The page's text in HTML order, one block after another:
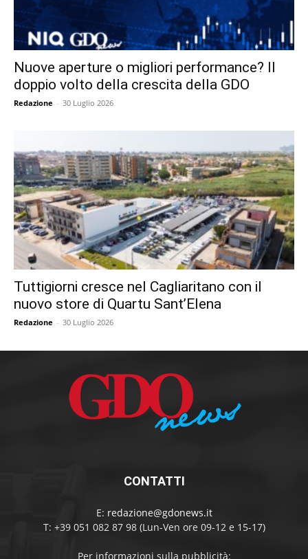
Nuove aperture o migliori performance? Il
doppio volto della crescita della GDO
Redazione - 30 Luglio 2026
Tuttigiorni cresce nel Cagliaritano con il
nuovo store di Quartu Sant’Elena
Redazione - 30 Luglio 2026
CONTATTI
E: redazione@gdonews.it
T: +39 051 082 87 98 (Lun-Ven ore 09-12 e 15-17)
Per informazioni sulla pubblicità: